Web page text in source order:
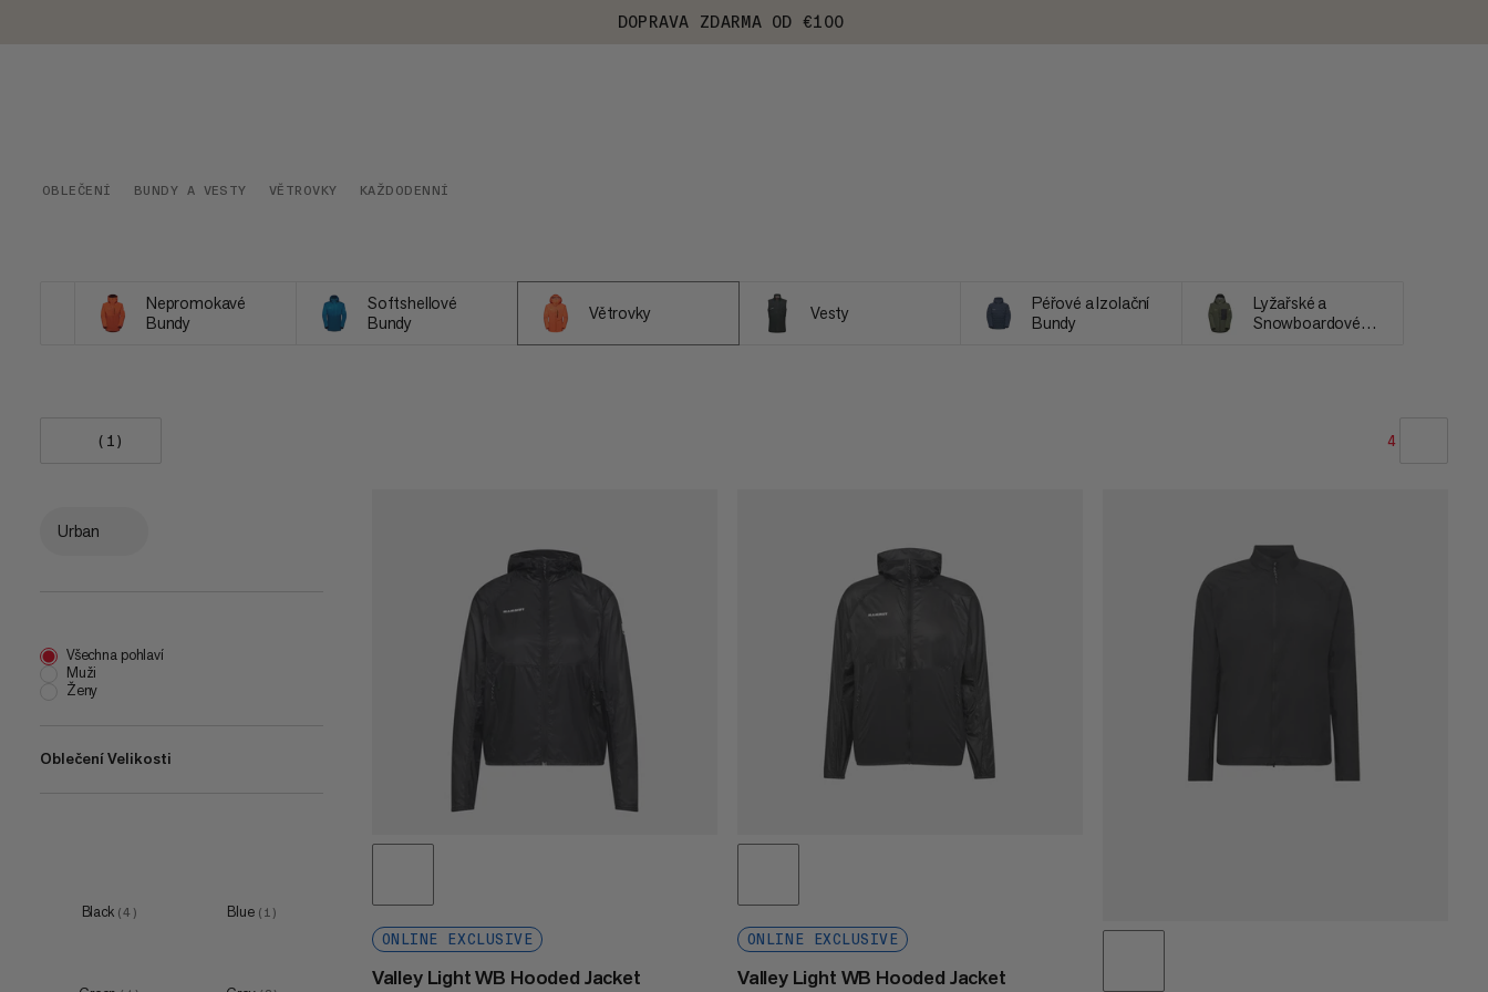
DOPRAVA ZDARMA OD €100
OBLEČENÍ BUNDY A VESTY VĚTROVKY KAŽDODENNÍ
Nepromokavé
Bundy
Softshellové
Bundy
Větrovky Vesty
Péřové a Izolační
Bundy
Lyžařské a
Snowboardové
(1) 4
CENA OD NEJVYŠŠÍ PO NEJNIŽŠÍ
CO JE NOVÉHO
Urban
Všechna pohlaví
Muži
Ženy
Oblečení Velikosti
Black (4 ) Blue ( 1 )
ONLINE EXCLUSIVE
Valley Light WB Hooded Jacket
ONLINE EXCLUSIVE
Valley Light WB Hooded Jacket